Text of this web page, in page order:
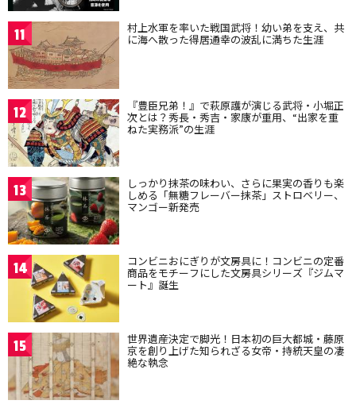
11 村上水軍を率いた戦国武将！幼い弟を支え、共
に海へ散った得居通幸の波乱に満ちた生涯
12 『豊臣兄弟！』で萩原護が演じる武将・小堀正
次とは？秀長・秀吉・家康が重用、“出家を重
ねた実務派”の生涯
13 しっかり抹茶の味わい、さらに果実の香りも楽
しめる「無糖フレーバー抹茶」ストロベリー、
マンゴー新発売
14 コンビニおにぎりが文房具に！コンビニの定番
商品をモチーフにした文房具シリーズ『ジムマ
ート』誕生
15 世界遺産決定で脚光！日本初の巨大都城・藤原
京を創り上げた知られざる女帝・持統天皇の凄
絶な執念